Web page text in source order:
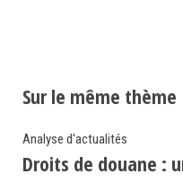
Sur le même thème
Analyse d'actualités
Droits de douane :